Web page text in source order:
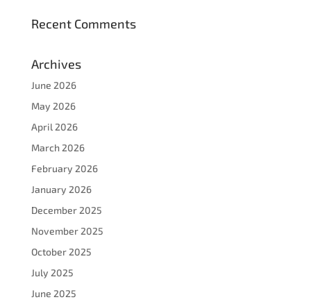
Recent Comments
Archives
June 2026
May 2026
April 2026
March 2026
February 2026
January 2026
December 2025
November 2025
October 2025
July 2025
June 2025